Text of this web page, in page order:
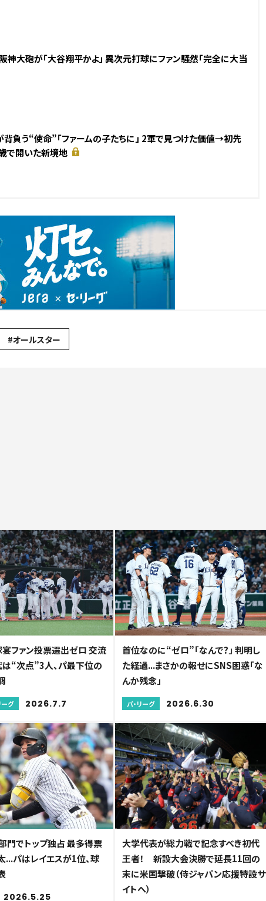
神大砲が「大谷翔平かよ」 異次元打球にファン騒然「完全に大当
負う“使命”「ファームの子たちに」 2軍で見つけた価値→初先
で開いた新境地
#オールスター
ファン投票選出ゼロ 交流
“次点”3人、パ最下位の
ーグ 2026.7.7
首位なのに“ゼロ”「なんで?」 判明し
た経過...まさかの報せにSNS困惑「な
んか残念」
パ・リーグ 2026.6.30
門でトップ独占 最多得票
...パはレイエスが1位、球
2026.5.25
大学代表が総力戦で記念すべき初代
王者！ 新設大会決勝で延長11回の
末に米国撃破（侍ジャパン応援特設サ
イトへ）